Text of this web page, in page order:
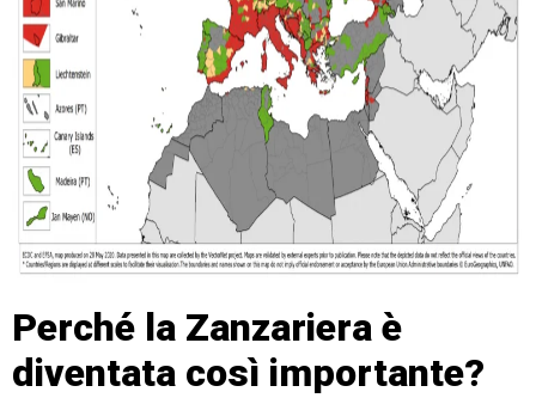
Perché la Zanzariera è
diventata così importante?